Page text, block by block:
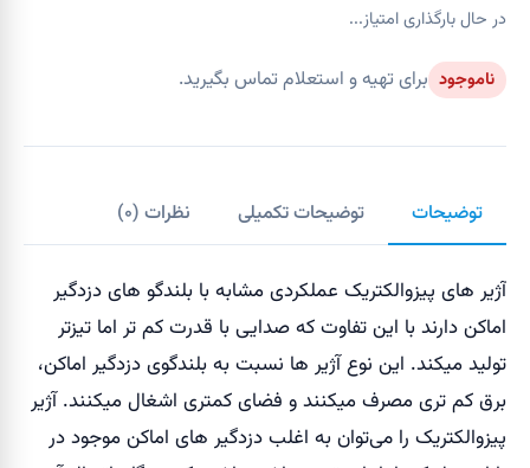
در حال بارگذاری امتیاز...
ناموجود برای تهیه و استعلام تماس بگیرید.
توضیحات توضیحات تکمیلی نظرات (۰)
آژیر های پیزوالکتریک عملکردی مشابه با بلندگو های دزدگیر
اماکن دارند با این تفاوت که صدایی با قدرت کم تر اما تیزتر
تولید میکند. این نوع آژیر ها نسبت به بلندگوی دزدگیر اماکن،
برق کم تری مصرف میکنند و فضای کمتری اشغال میکنند. آژیر
پیزوالکتریک را می‌توان به اغلب دزدگیر های اماکن موجود در